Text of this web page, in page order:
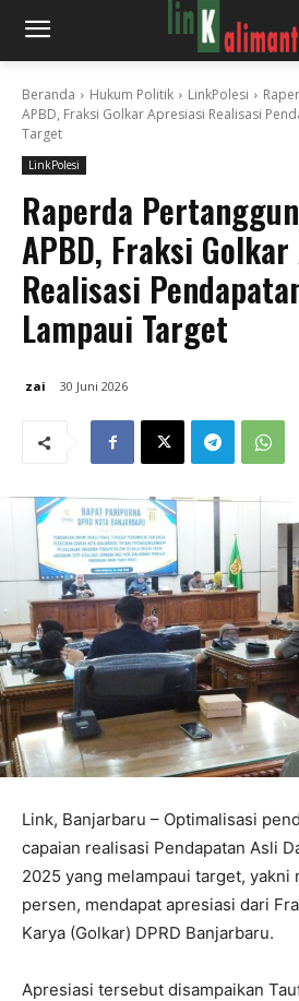
Beranda Hukum Politik LinkPolesi
APBD, Fraksi Golkar Apresiasi Realisasi
Target
LinkPolesi
Raperda
APBD, Fraksi
Realisasi
Lampaui Target
zai 30 Juni 2026
Link, Banjarbaru – Optimalisasi
capaian realisasi Pendapatan Asli
2025 yang melampaui target, yakni
persen, mendapat apresiasi dari
Karya (Golkar) DPRD Banjarbaru.
Apresiasi tersebut disampaikan